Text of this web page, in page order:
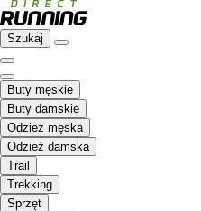
Szukaj
Buty męskie
Buty damskie
Odzież męska
Odzież damska
Trail
Trekking
Sprzęt